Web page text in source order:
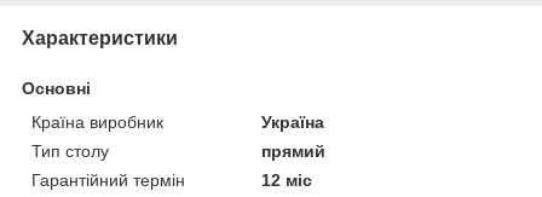
Характеристики
Основні
Країна виробник
Україна
Тип столу
прямий
Гарантійний термін
12 міс